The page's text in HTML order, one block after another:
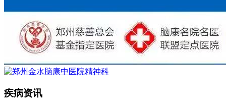
疾病资讯